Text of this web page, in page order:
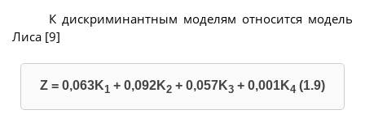
К дискриминантным моделям относится модель
Лиса [9]
Z = 0,063K1 + 0,092K2 + 0,057K3 + 0,001K4 (1.9)